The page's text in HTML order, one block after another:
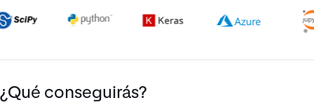
¿Qué conseguirás?